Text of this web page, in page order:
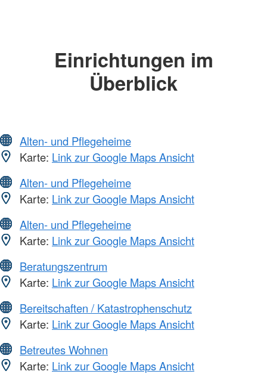
Einrichtungen im
Überblick
Alten- und Pflegeheime
Karte: Link zur Google Maps Ansicht
Alten- und Pflegeheime
Karte: Link zur Google Maps Ansicht
Alten- und Pflegeheime
Karte: Link zur Google Maps Ansicht
Beratungszentrum
Karte: Link zur Google Maps Ansicht
Bereitschaften / Katastrophenschutz
Karte: Link zur Google Maps Ansicht
Betreutes Wohnen
Karte: Link zur Google Maps Ansicht